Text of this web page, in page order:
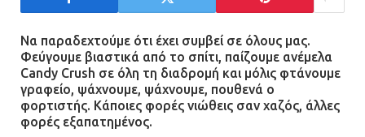
Να παραδεχτούμε ότι έχει συμβεί σε όλους μας.
Φεύγουμε βιαστικά από το σπίτι, παίζουμε ανέμελα
Candy Crush σε όλη τη διαδρομή και μόλις φτάνουμε
γραφείο, ψάχνουμε, ψάχνουμε, πουθενά ο
φορτιστής. Κάποιες φορές νιώθεις σαν χαζός, άλλες
φορές εξαπατημένος.